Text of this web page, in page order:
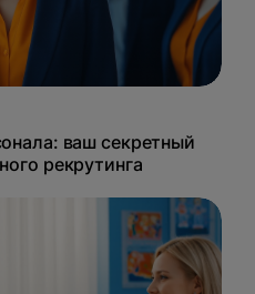
ваш секретный
рекрутинга